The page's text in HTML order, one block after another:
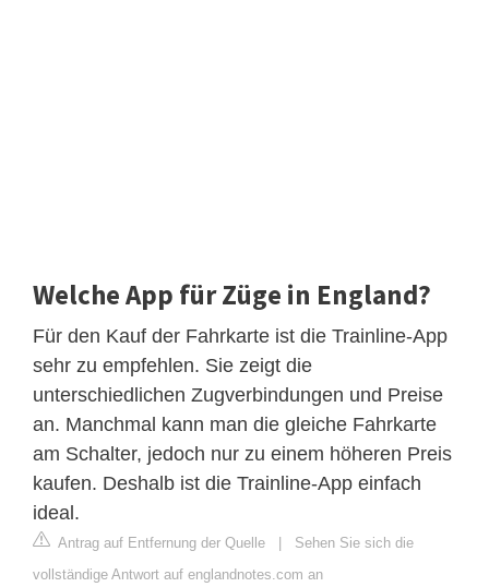
Welche App für Züge in England?
Für den Kauf der Fahrkarte ist die Trainline-App
sehr zu empfehlen. Sie zeigt die
unterschiedlichen Zugverbindungen und Preise
an. Manchmal kann man die gleiche Fahrkarte
am Schalter, jedoch nur zu einem höheren Preis
kaufen. Deshalb ist die Trainline-App einfach
ideal.
Antrag auf Entfernung der Quelle
Sehen Sie sich die
vollständige Antwort auf englandnotes.com an